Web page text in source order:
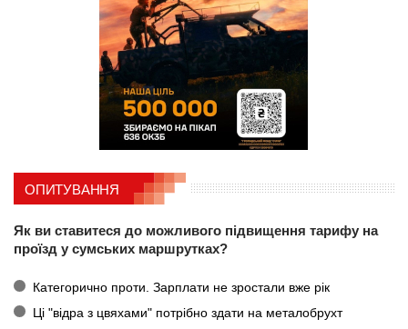
ОПИТУВАННЯ
Як ви ставитеся до можливого підвищення тарифу на
проїзд у сумських маршрутках?
Категорично проти. Зарплати не зростали вже рік
Ці "відра з цвяхами" потрібно здати на металобрухт